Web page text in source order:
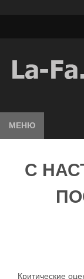
МЕНЮ
С
Критические